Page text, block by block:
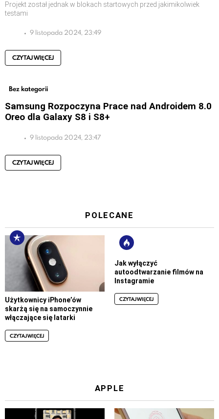
Projekt został jednak w blokach startowych przed jakimikolwiek
testami
9 listopada 2024, 23:49
CZYTAJ WIĘCEJ
Bez kategorii
Samsung Rozpoczyna Prace nad Androidem 8.0
Oreo dla Galaxy S8 i S8+
9 listopada 2024, 23:47
CZYTAJ WIĘCEJ
POLECANE
Użytkownicy iPhone’ów
skarżą się na samoczynnie
włączające się latarki
CZYTAJ WIĘCEJ
Jak wyłączyć
autoodtwarzanie filmów na
Instagramie
CZYTAJ WIĘCEJ
APPLE